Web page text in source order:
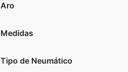
Aro
Medidas
Tipo de Neumático